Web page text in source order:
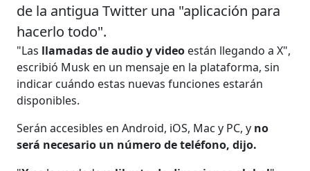
de la antigua Twitter una "aplicación para
hacerlo todo".
"Las llamadas de audio y video están llegando a X",
escribió Musk en un mensaje en la plataforma, sin
indicar cuándo estas nuevas funciones estarán
disponibles.
Serán accesibles en Android, iOS, Mac y PC, y no
será necesario un número de teléfono, dijo.